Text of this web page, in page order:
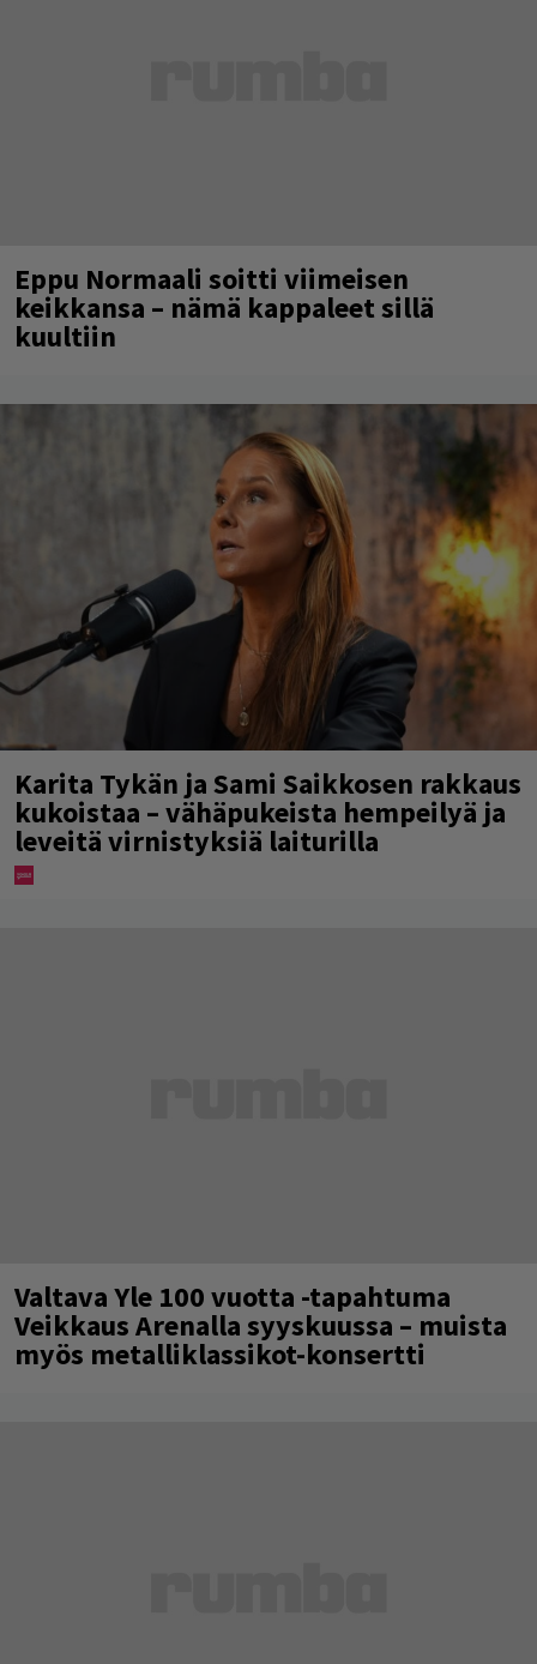
Eppu Normaali soitti viimeisen
keikkansa – nämä kappaleet sillä
kuultiin
Karita Tykän ja Sami Saikkosen rakkaus
kukoistaa – vähäpukeista hempeilyä ja
leveitä virnistyksiä laiturilla
Valtava Yle 100 vuotta -tapahtuma
Veikkaus Arenalla syyskuussa – muista
myös metalliklassikot-konsertti